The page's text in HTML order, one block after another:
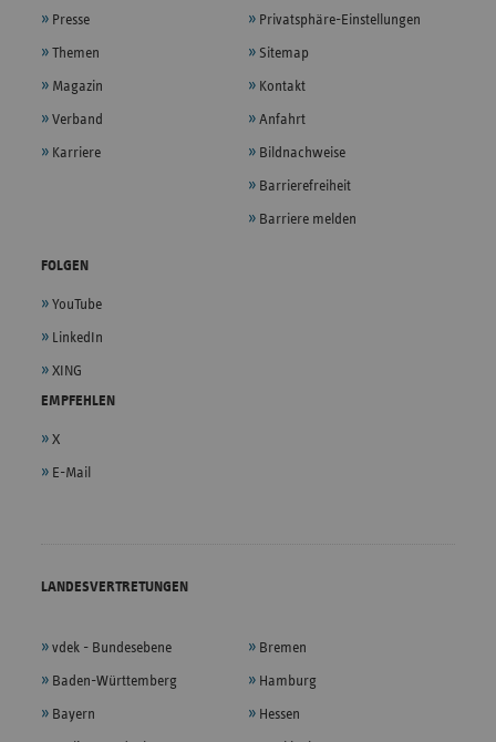
Presse
Themen
Magazin
Verband
Karriere
Privatsphäre-Einstellungen
Sitemap
Kontakt
Anfahrt
Bildnachweise
Barrierefreiheit
Barriere melden
FOLGEN
YouTube
LinkedIn
XING
EMPFEHLEN
X
E-Mail
LANDESVERTRETUNGEN
vdek - Bundesebene
Baden-Württemberg
Bayern
Bremen
Hamburg
Hessen